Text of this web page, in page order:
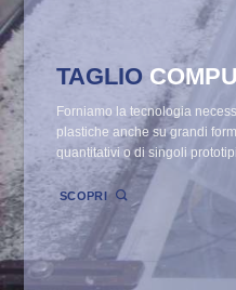
TAGLIO
Forniamo la tecnologia
plastiche anche su grandi
quantitativi o di singoli prototipi
SCOPRI